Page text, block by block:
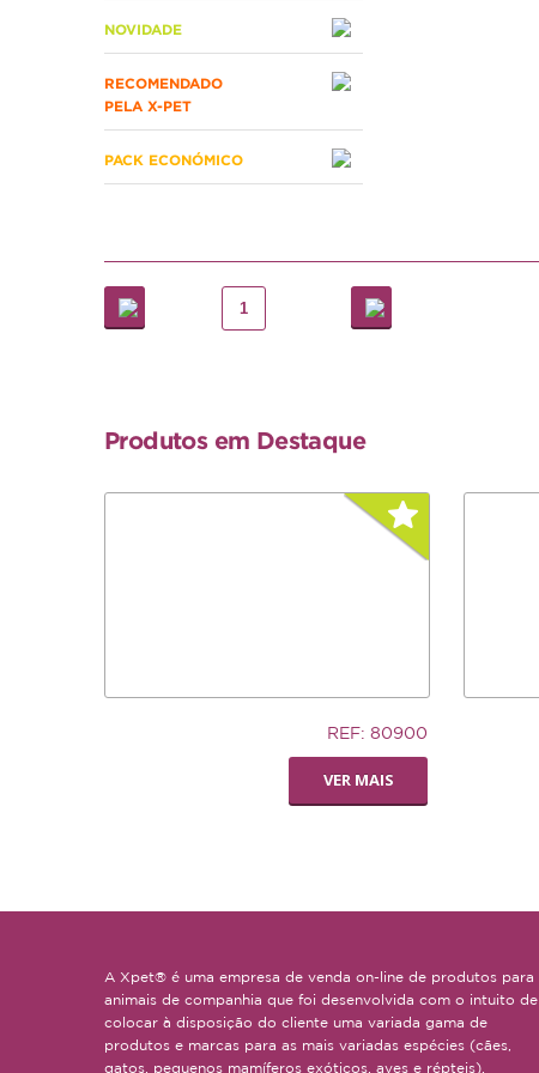
NOVIDADE
RECOMENDADO
PELA X-PET
PACK ECONÓMICO
1
Produtos em Destaque
REF: 80900
VER MAIS
A Xpet® é uma empresa de venda on-line de produtos para
animais de companhia que foi desenvolvida com o intuito de
colocar à disposição do cliente uma variada gama de
produtos e marcas para as mais variadas espécies (cães,
gatos, pequenos mamíferos exóticos, aves e répteis).